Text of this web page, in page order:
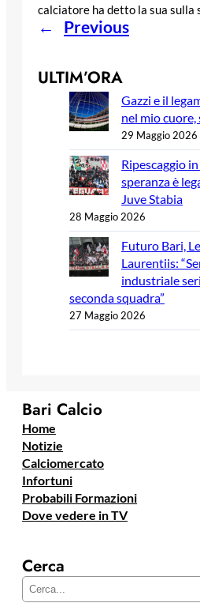
calciatore ha detto la sua sulla
← Previous
ULTIM’ORA
Gazzi e il
nel mio cuore,
29 Maggio 2026
Ripescaggio
speranza è
Juve Stabia
28 Maggio 2026
Futuro Bari,
Laurentiis:
industriale
seconda squadra”
27 Maggio 2026
Bari Calcio
Home
Notizie
Calciomercato
Infortuni
Probabili Formazioni
Dove vedere in TV
Cerca